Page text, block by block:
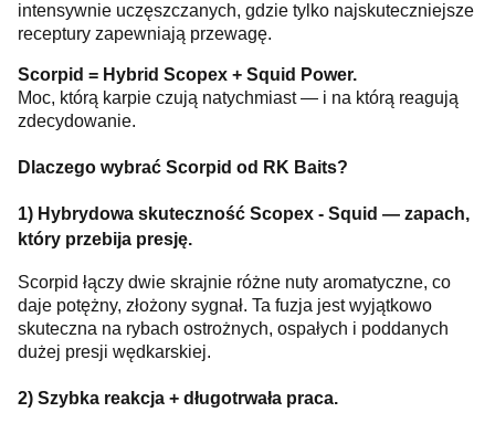
intensywnie uczęszczanych, gdzie tylko najskuteczniejsze
receptury zapewniają przewagę.
Scorpid = Hybrid Scopex + Squid Power.
Moc, którą karpie czują natychmiast — i na którą reagują
zdecydowanie.
Dlaczego wybrać Scorpid od RK Baits?
1) Hybrydowa skuteczność Scopex - Squid — zapach,
który przebija presję.
Scorpid łączy dwie skrajnie różne nuty aromatyczne, co
daje potężny, złożony sygnał. Ta fuzja jest wyjątkowo
skuteczna na rybach ostrożnych, ospałych i poddanych
dużej presji wędkarskiej.
2) Szybka reakcja + długotrwała praca.